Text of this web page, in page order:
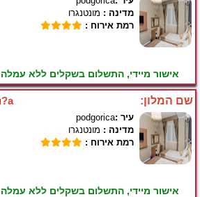
מדינה : מונטנגרו
רמת אירוח :
אישור מיידי, התשלום בשקלים ללא עמלה
שם המלון:
עיר :podgorica
מדינה : מונטנגרו
רמת אירוח :
אישור מיידי, התשלום בשקלים ללא עמלה